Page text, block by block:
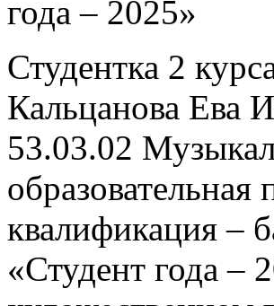
года – 2025»
Студентка 2
Кальцанова Ева
53.03.02
квалификация –
«Студент года